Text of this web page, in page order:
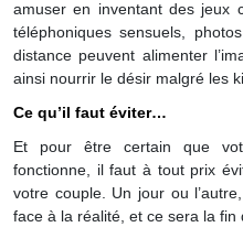
amuser en inventant des jeux
téléphoniques sensuels,
distance peuvent alimenter
ainsi nourrir le désir malgré les
Ce qu’il faut éviter…
Et pour être certain que
fonctionne, il faut à tout prix
votre couple. Un jour ou
face à la réalité, et ce sera la fin